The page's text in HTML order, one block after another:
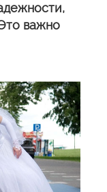
важно